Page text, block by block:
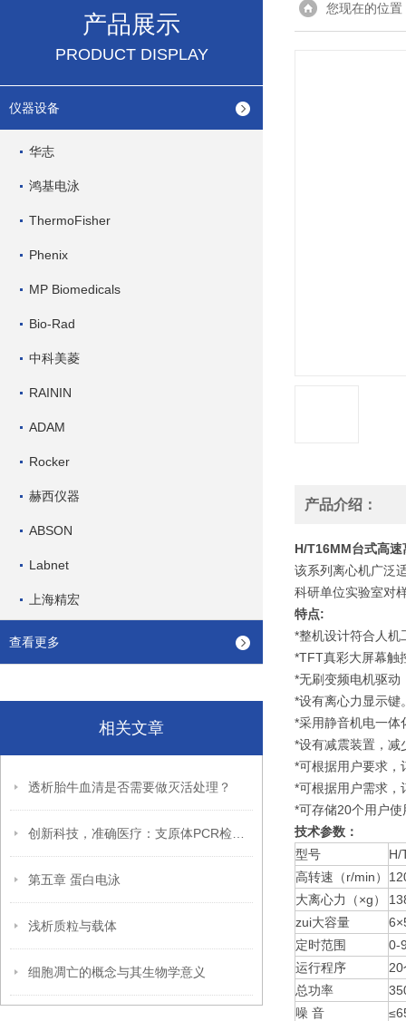
产品展示
PRODUCT DISPLAY
仪器设备
华志
鸿基电泳
ThermoFisher
Phenix
MP Biomedicals
Bio-Rad
中科美菱
RAININ
ADAM
Rocker
赫西仪器
ABSON
Labnet
上海精宏
查看更多
相关文章
透析胎牛血清是否需要做灭活处理？
第五章 蛋白电泳
浅析质粒与载体
细胞凋亡的概念与其生物学意义
您现在的位置
产品介绍：
H/T16MM台式高速
该系列离心机广泛
科研单位实验室对
特点:
*整机设计符合人
*TFT真彩大屏幕触
*无刷变频电机驱
*设有离心力显示
*采用静音机电一
*设有减震装置，
*可根据用户要求
*可根据用户需求
*可存储20个用户使
技术参数：
型号
H/
高转速（r/min）
大离心力（×g）
zui大容量
定时范围
0-
运行程序
20
总功率
噪 音